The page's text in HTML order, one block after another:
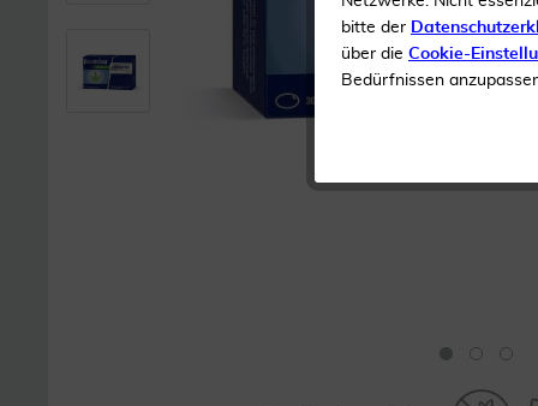
bitte der
über die Cookie-
Bedürfnissen